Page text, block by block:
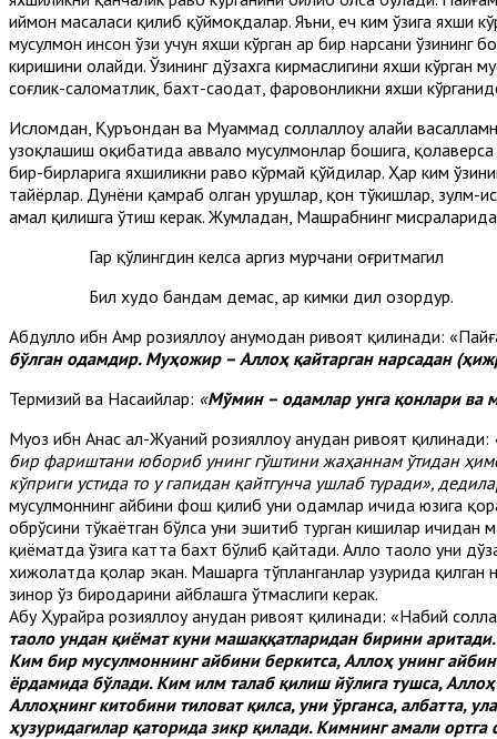
иймон масаласи қилиб қўймоқдалар. Яъни, ҳеч ким ўзига яхши
мусулмон инсон ўзи учун яхши кўрган ҳар бир нарсани
киришини ҳоҳлайди. Ўзининг дўзахга кирмаслигини яхши
соғлик-саломатлик, бахт-саодат, фаровонликни яхши
Исломдан, Қуръондан ва Муҳаммад соллаллоҳу алайҳи
узоқлашиш оқибатида аввало мусулмонлар бошига,
бир-бирларига яхшиликни раво кўрмай қўйдилар. Ҳар ким
тайёрлар. Дунёни қамраб олган урушлар, қон тўкишлар, зулм-
амал қилишга ўтиш керак. Жумладан, Машрабнинг
Гар қўлингдин келса ҳаргиз мурчани оғритмагил
Бил худо бандам демас, ҳар кимки дил озордур.
Абдуллоҳ ибн Амр розияллоҳу анҳумодан ривоят қилинади:
бўлган одамдир. Муҳожир – Аллоҳ қайтарган нарсадан
Термизий ва Насаийлар: «Мўмин – одамлар унга қонлари ва
Муоз ибн Анас ал-Жуҳаний розияллоҳу анҳудан ривоят қилинади:
бир фариштани юбориб унинг гўштини жаҳаннам ўтидан
кўприги устида то у гапидан қайтгунча ушлаб туради»,
мусулмоннинг айбини фош қилиб уни одамлар ичида юзига
обрўсини тўкаётган бўлса уни эшитиб турган кишилар ичидан
қиёматда ўзига катта бахт бўлиб қайтади. Аллоҳ таоло уни
хижолатда қолар экан. Маҳшарга тўпланганлар ҳузурида
зинҳор ўз биродарини айблашга ўтмаслиги керак.
Абу Ҳурайра розияллоҳу анҳудан ривоят қилинади: «Набий
таоло ундан қиёмат куни машаққатларидан бирини
Ким бир мусулмоннинг айбини беркитса, Аллоҳ унинг
ёрдамида бўлади. Ким илм талаб қилиш йўлига тушса,
Аллоҳнинг китобини тиловат қилса, уни ўрганса, албатта,
ҳузуридагилар қаторида зикр қилади. Кимнинг амали ортга